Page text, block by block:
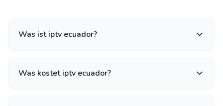
Was ist iptv ecuador?
Was kostet iptv ecuador?